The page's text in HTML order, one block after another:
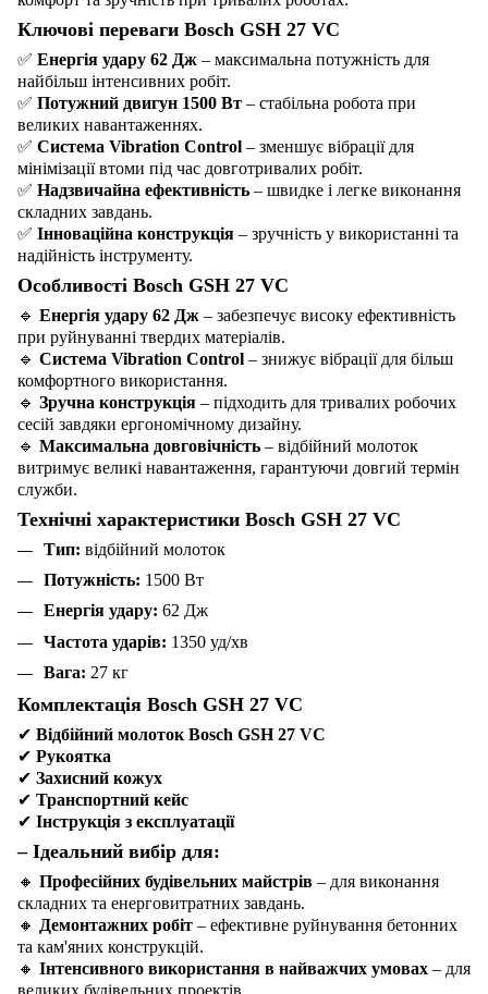
Ключові переваги Bosch GSH 27 VC
✅ Енергія удару 62 Дж – максимальна потужність для
найбільш інтенсивних робіт.
✅ Потужний двигун 1500 Вт – стабільна робота при
великих навантаженнях.
✅ Система Vibration Control – зменшує вібрації для
мінімізації втоми під час довготривалих робіт.
✅ Надзвичайна ефективність – швидке і легке виконання
складних завдань.
✅ Інноваційна конструкція – зручність у використанні та
надійність інструменту.
Особливості Bosch GSH 27 VC
🔹 Енергія удару 62 Дж – забезпечує високу ефективність
при руйнуванні твердих матеріалів.
🔹 Система Vibration Control – знижує вібрації для більш
комфортного використання.
🔹 Зручна конструкція – підходить для тривалих робочих
сесій завдяки ергономічному дизайну.
🔹 Максимальна довговічність – відбійний молоток
витримує великі навантаження, гарантуючи довгий термін
служби.
Технічні характеристики Bosch GSH 27 VC
Тип: відбійний молоток
Потужність: 1500 Вт
Енергія удару: 62 Дж
Частота ударів: 1350 уд/хв
Вага: 27 кг
Комплектація Bosch GSH 27 VC
✔ Відбійний молоток Bosch GSH 27 VC
✔ Рукоятка
✔ Захисний кожух
✔ Транспортний кейс
✔ Інструкція з експлуатації
– Ідеальний вибір для:
🔸 Професійних будівельних майстрів – для виконання
складних та енерговитратних завдань.
🔸 Демонтажних робіт – ефективне руйнування бетонних
та кам'яних конструкцій.
🔸 Інтенсивного використання в найважчих умовах – для
великих будівельних проектів.